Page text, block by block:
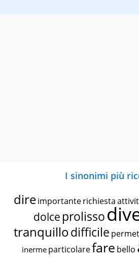
I sinonimi più
dire importante richiesta
dolce prolisso
tranquillodifficile
inerme particolarefare bello